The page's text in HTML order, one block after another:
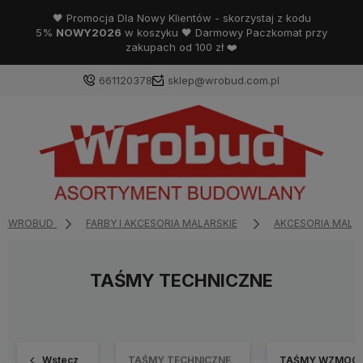
🖤 Promocja Dla Nowy Klientów - skorzystaj z kodu
5% NOWY2026 w koszyku 🖤 Darmowy Paczkomat przy
zakupach od 100 zł ❤️
661120378 sklep@wrobud.com.pl
WROBUD FARBY I AKCESORIA MALARSKIE AKCESORIA
TAŚMY TECHNICZNE
Wstecz TAŚMY TECHNICZNE TAŚMY